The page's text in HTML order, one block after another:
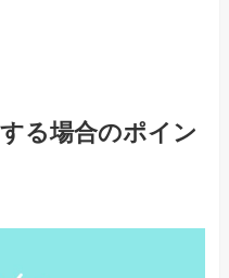
る場合のポイン